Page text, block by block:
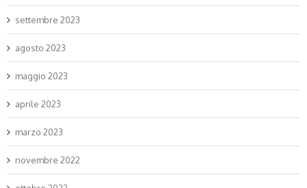
settembre 2023
agosto 2023
maggio 2023
aprile 2023
marzo 2023
novembre 2022